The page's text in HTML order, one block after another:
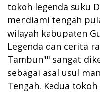
tokoh legenda suku
mendiami tengah
wilayah kabupaten
Legenda dan cerita
Tambun"" sangat
sebagai asal usul
Tengah. Kedua